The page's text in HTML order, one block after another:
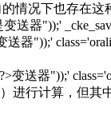
情况下也存在这
"));'
送器"));'
送器"));'
进行计算，但其